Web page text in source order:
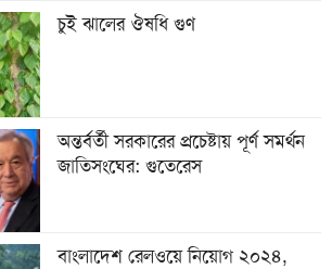
বিশ্বকাপে রোনালদিনহোকে ছাড়িয়ে
চুই ঝালের ঔষধি গুণ
অন্তর্বর্তী সরকারের প্রচেষ্টায় পূর্ণ সমর্থন
জাতিসংঘের: গুতেরেস
বাংলাদেশ রেলওয়ে নিয়োগ ২০২৪,